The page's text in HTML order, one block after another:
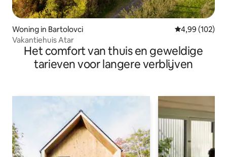
Woning in Bartolovci Gemiddelde
4,99 (102)
Vakantiehuis Atar
Het comfort van thuis en geweldige
tarieven voor langere verblijven